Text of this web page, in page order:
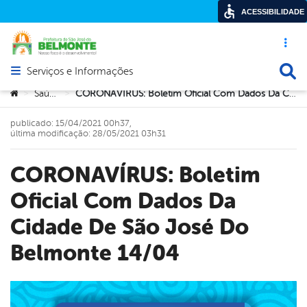
Acesso
Abrir menu principal de navegação
Serviços e Informações
Você está aqui:
> Saúde > CORONAVÍRUS: Boletim Oficial Com Dados Da Cidade De São José Do Belmonte 14/04
CORONAVÍRUS: Boletim
Oficial Com Dados Da
Cidade De São José Do
Belmonte 14/04
publicado: 15/04/2021 00h37,
última modificação: 28/05/2021 03h31
ACESSIBILIDADE